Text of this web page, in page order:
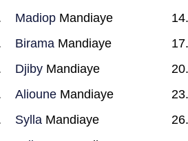
Madiop Mandiaye
Birama Mandiaye
Djiby Mandiaye
Alioune Mandiaye
Sylla Mandiaye